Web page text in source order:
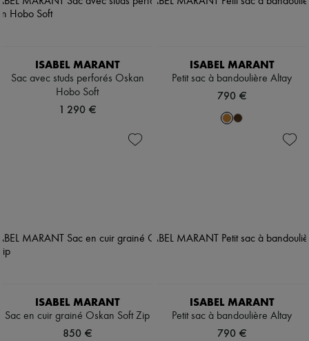
ISABEL MARANT
Sac avec studs perforés Oskan
Hobo Soft
1 290 €
ISABEL MARANT
Petit sac à bandoulière Altay
790 €
ISABEL MARANT
Sac en cuir grainé Oskan Soft Zip
850 €
ISABEL MARANT
Petit sac à bandoulière Altay
790 €